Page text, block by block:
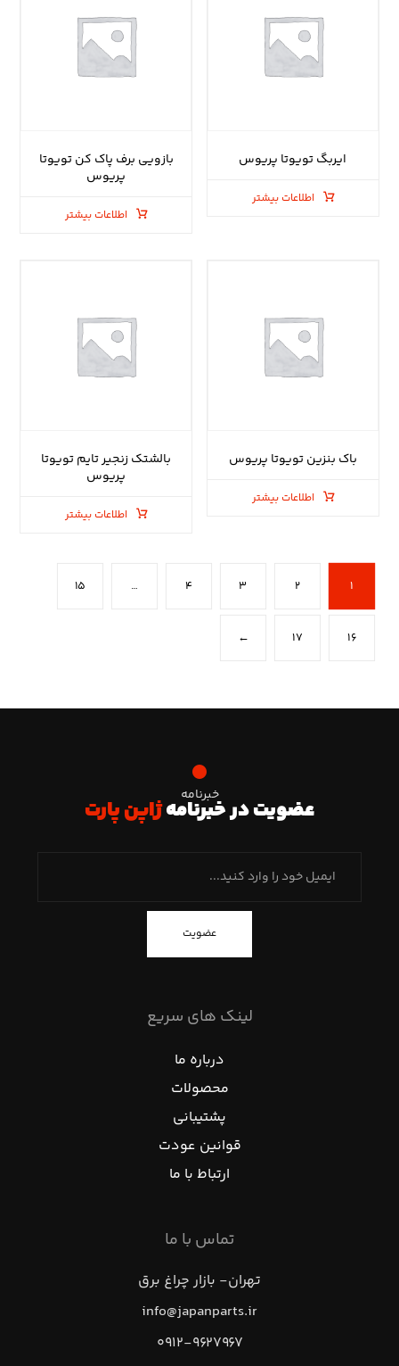
ایربگ تویوتا پریوس
اطلاعات بیشتر
بازویی برف پاک کن تویوتا
پریوس
اطلاعات بیشتر
باک بنزین تویوتا پریوس
اطلاعات بیشتر
بالشتک زنجیر تایم تویوتا
پریوس
اطلاعات بیشتر
۱ ۲ ۳ ۴ … ۱۵
۱۶ ۱۷ ←
خبرنامه
عضویت در خبرنامهژاپن پارت
عضویت
لینک های سریع
درباره ما
محصولات
پشتیبانی
قوانین عودت
ارتباط با ما
تماس با ما
تهران- بازار چراغ برق
info@japanparts.ir
۰۹۱۲-۹۶۲۷۹۶۷